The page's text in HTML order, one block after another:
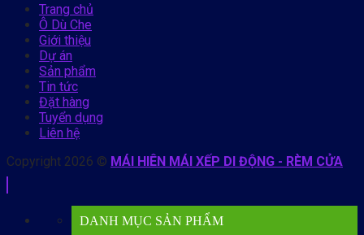
Trang chủ
Ô Dù Che
Giới thiệu
Dự án
Sản phẩm
Tin tức
Đặt hàng
Tuyển dụng
Liên hệ
Copyright 2026 © MÁI HIÊN MÁI XẾP DI ĐỘNG - RÈM CỬA
DANH MỤC SẢN PHẨM